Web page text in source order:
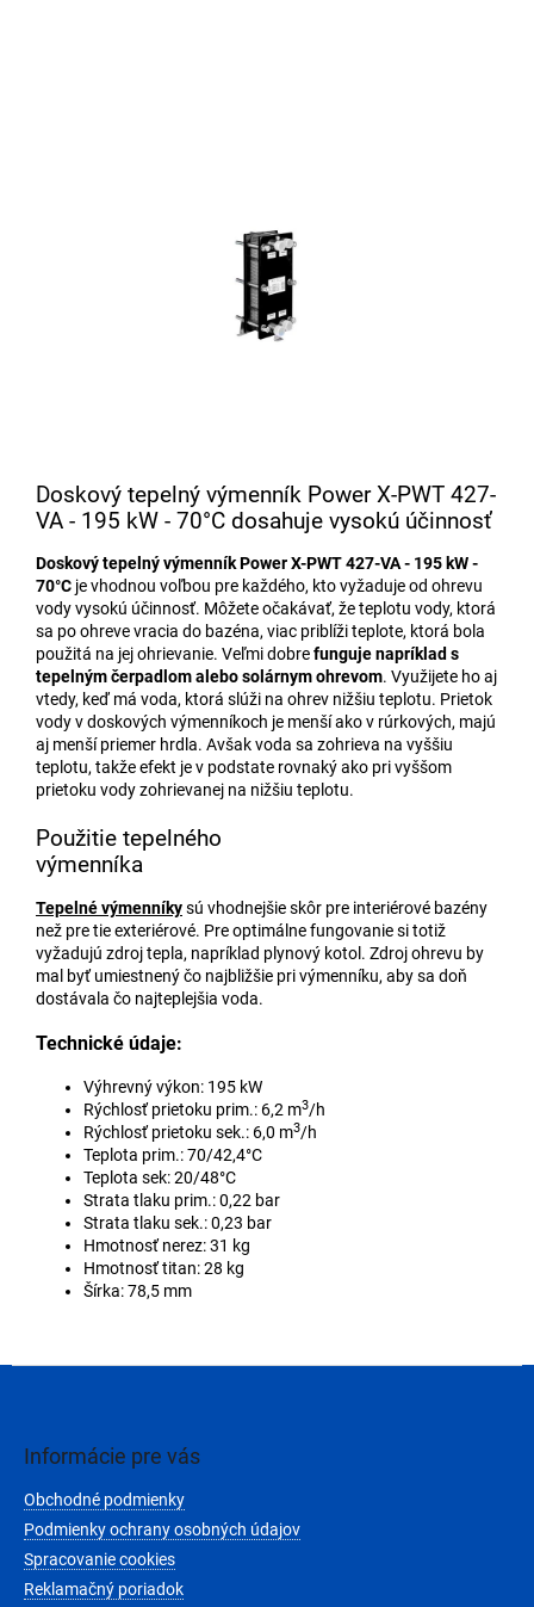
Doskový tepelný výmenník Power X-PWT 427-
VA - 195 kW - 70°C dosahuje vysokú účinnosť
Doskový tepelný výmenník Power X-PWT 427-VA - 195 kW -
70°C je vhodnou voľbou pre každého, kto vyžaduje od ohrevu
vody vysokú účinnosť. Môžete očakávať, že teplotu vody, ktorá
sa po ohreve vracia do bazéna, viac priblíži teplote, ktorá bola
použitá na jej ohrievanie. Veľmi dobrefunguje napríklad s
tepelným čerpadlom alebo solárnym ohrevom. Využijete ho aj
vtedy, keď má voda, ktorá slúži na ohrev nižšiu teplotu. Prietok
vody v doskových výmenníkoch je menší ako v rúrkových, majú
aj menší priemer hrdla. Avšak voda sa zohrieva na vyššiu
teplotu, takže efekt je v podstate rovnaký ako pri vyššom
prietoku vody zohrievanej na nižšiu teplotu.
Použitie tepelného
výmenníka
Tepelné výmenníkysú vhodnejšie skôr pre interiérové bazény
než pre tie exteriérové. Pre optimálne fungovanie si totiž
vyžadujú zdroj tepla, napríklad plynový kotol. Zdroj ohrevu by
mal byť umiestnený čo najbližšie pri výmenníku, aby sa doň
dostávala čo najteplejšia voda.
Technické údaje:
Výhrevný výkon: 195 kW
Rýchlosť prietoku prim.: 6,2 m3/h
Rýchlosť prietoku sek.: 6,0 m3/h
Teplota prim.: 70/42,4°C
Teplota sek: 20/48°C
Strata tlaku prim.: 0,22 bar
Strata tlaku sek.: 0,23 bar
Hmotnosť nerez: 31 kg
Hmotnosť titan: 28 kg
Šírka: 78,5 mm
Informácie pre vás
Obchodné podmienky
Podmienky ochrany osobných údajov
Spracovanie cookies
Reklamačný poriadok